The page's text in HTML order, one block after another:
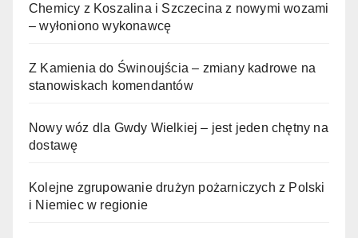
Chemicy z Koszalina i Szczecina z nowymi wozami
– wyłoniono wykonawcę
Z Kamienia do Świnoujścia – zmiany kadrowe na
stanowiskach komendantów
Nowy wóz dla Gwdy Wielkiej – jest jeden chętny na
dostawę
Kolejne zgrupowanie drużyn pożarniczych z Polski
i Niemiec w regionie